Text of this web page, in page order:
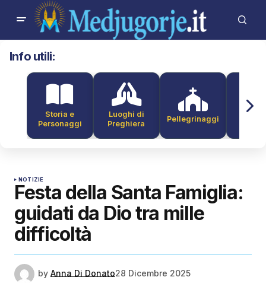
Info utili:
Storia e
Personaggi
Luoghi di
Preghiera
Pellegrinaggi
NOTIZIE
Festa della Santa Famiglia:
guidati da Dio tra mille
difficoltà
by Anna Di Donato28 Dicembre 2025